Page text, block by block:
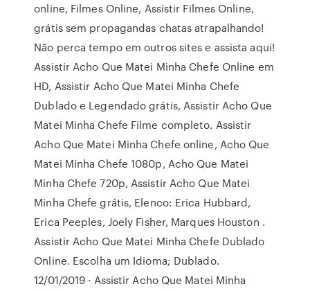
online, Filmes Online, Assistir Filmes Online,
grátis sem propagandas chatas atrapalhando!
Não perca tempo em outros sites e assista aqui!
Assistir Acho Que Matei Minha Chefe Online em
HD, Assistir Acho Que Matei Minha Chefe
Dublado e Legendado grátis, Assistir Acho Que
Matei Minha Chefe Filme completo. Assistir
Acho Que Matei Minha Chefe online, Acho Que
Matei Minha Chefe 1080p, Acho Que Matei
Minha Chefe 720p, Assistir Acho Que Matei
Minha Chefe grátis, Elenco: Erica Hubbard,
Erica Peeples, Joely Fisher, Marques Houston .
Assistir Acho Que Matei Minha Chefe Dublado
Online. Escolha um Idioma; Dublado.
12/01/2019 · Assistir Acho Que Matei Minha